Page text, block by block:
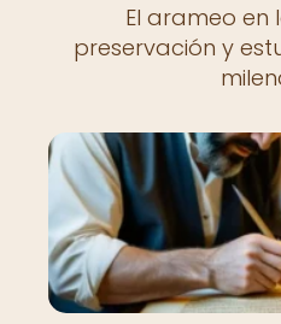
El arameo en
preservación y